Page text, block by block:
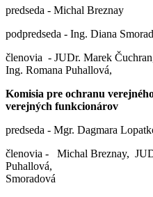
predseda - Michal Breznay
podpredseda - Ing. Diana
členovia - JUDr. Marek
Ing. Romana
Komisia pre ochranu
verejných funkcionárov
predseda - Mgr. Dagmara
členovia - Michal Breznay,
Puhallová,
Smoradová